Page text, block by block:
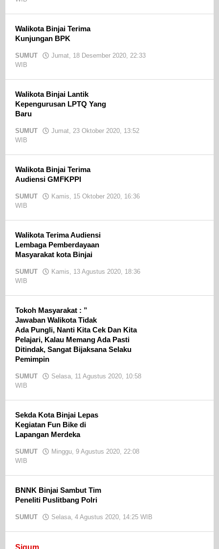
Walikota Binjai Terima
Kunjungan BPK
SUMUT
Jumat, 18 Desember 2020, 22:33
WIB
Walikota Binjai Lantik
Kepengurusan LPTQ Yang
Baru
SUMUT
Jumat, 23 Oktober 2020, 13:52
WIB
Walikota Binjai Terima
Audiensi GMFKPPI
SUMUT
Kamis, 15 Oktober 2020, 16:36
WIB
Walikota Terima Audiensi
Lembaga Pemberdayaan
Masyarakat kota Binjai
SUMUT
Kamis, 13 Agustus 2020, 18:36
WIB
Tokoh Masyarakat : ”
Jawaban Walikota Tidak
Ada Pungli, Nanti Kita Cek Dan Kita
Pelajari, Kalau Memang Ada Pasti
Ditindak, Sangat Bijaksana Selaku
Pemimpin
SUMUT
Selasa, 11 Agustus 2020, 10:58
WIB
Sekda Kota Binjai Lepas
Kegiatan Fun Bike di
Lapangan Merdeka
SUMUT
Minggu, 9 Agustus 2020, 22:08
WIB
BNNK Binjai Sambut Tim
Peneliti Puslitbang Polri
SUMUT Selasa, 4 Agustus 2020, 14:25 WIB
Sigum